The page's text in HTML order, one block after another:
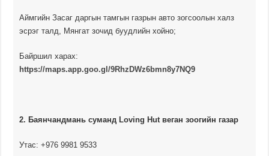
Аймгийн Засаг даргын тамгын газрын авто зогсоолын халз
эсрэг талд, Мянгат зочид буудлийн хойно;
Байршил харах:
https://maps.app.goo.gl/9RhzDWz6bmn8y7NQ9
2. Баянчандмань суманд Loving Hut веган зоогийн газар
Утас: +976 9981 9533